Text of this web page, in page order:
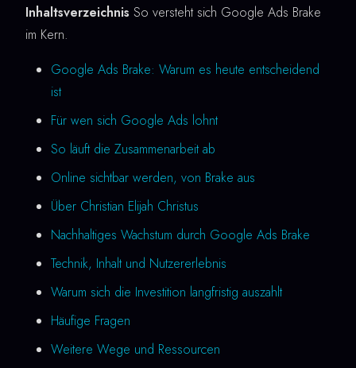
Inhaltsverzeichnis So versteht sich Google Ads Brake
im Kern.
Google Ads Brake: Warum es heute entscheidend
ist
Für wen sich Google Ads lohnt
So läuft die Zusammenarbeit ab
Online sichtbar werden, von Brake aus
Über Christian Elijah Christus
Nachhaltiges Wachstum durch Google Ads Brake
Technik, Inhalt und Nutzererlebnis
Warum sich die Investition langfristig auszahlt
Häufige Fragen
Weitere Wege und Ressourcen